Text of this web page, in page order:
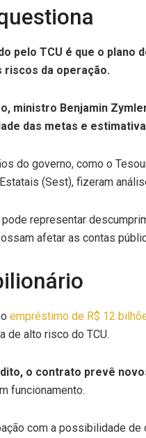
pelo TCU é que o
riscos da operação.
ministro Benjamin
das metas e
do governo, como o
(Sest), fizeram
representar
afetar as contas
empréstimo de R$ 12
de alto risco do TCU.
o contrato prevê
funcionamento.
com a possibilidade